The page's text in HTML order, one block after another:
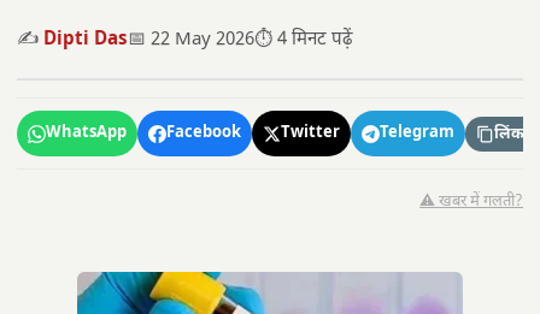
✍️ Dipti Das📅 22 May 2026⏱️ 4 मिनट पढ़ें
WhatsApp Facebook Twitter Telegram लिंक
⚠️ खबर में गलती?